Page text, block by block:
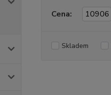
Cena:
Skladem